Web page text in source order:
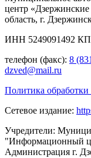
центр
область, г.
ИНН 5249091492
телефон (факс): 8
dzved@mail.ru
Политика
Сетевое издание:
Учредители:
"Информационный
Администрация г.